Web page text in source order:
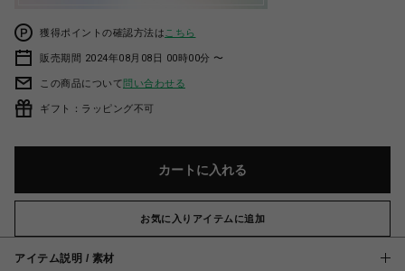
獲得ポイントの確認方法は こちら
販売期間 2024年08月08日 00時00分 〜
この商品について問い合わせる
ギフト：ラッピング不可
カートに入れる
お気に入りアイテムに追加
アイテム説明 / 素材